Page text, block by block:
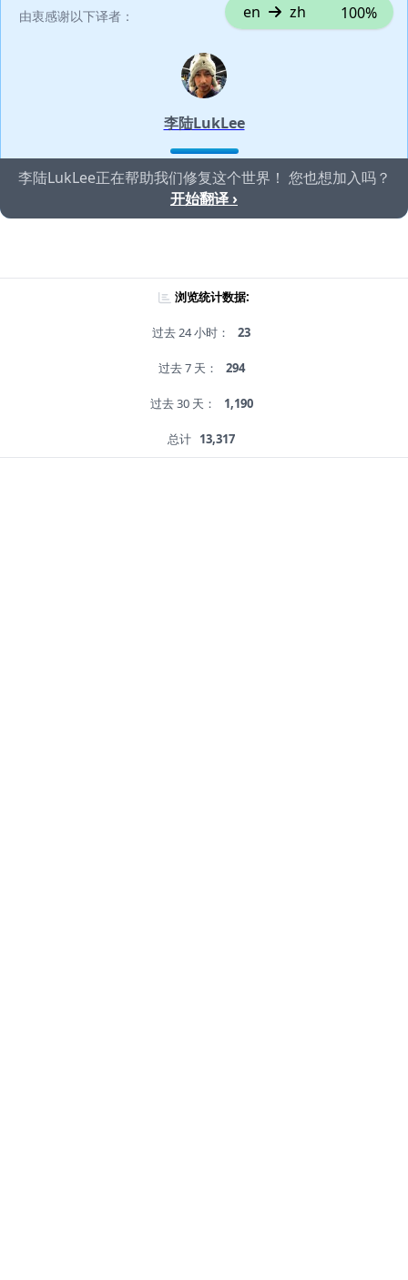
由衷感谢以下译者： en zh 100%
李陆LukLee
李陆LukLee正在帮助我们修复这个世界！ 您也想加入吗？
开始翻译 ›
浏览统计数据:
过去 24 小时： 23
过去 7 天： 294
过去 30 天： 1,190
总计 13,317